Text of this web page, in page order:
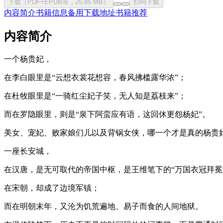
下载（PDF+EPUB等，25.85 MB） 扫码下载
内容简介书籍信息备用下载地址书籍推荐
内容简介
一个杨贵妃，
在李白眼里是“云想衣裳花想容，春风拂槛露华浓”；
在杜牧眼里是“一骑红尘妃子笑，无人知是荔枝来”；
而在罗隐眼里，则是“泉下阿蛮应有语，这回休更怨杨妃”。
美女、宠妃、败家娘们儿以及背锅女侠，哪一个才是真的杨贵
一座长安城，
在汉唐，是无可取代的帝国中枢，是王维笔下的“万国衣冠拜冕
在宋朝，却成了边境军镇；
而在明朝末年，又沦为饥荒遍地、易子而食的人间地狱。